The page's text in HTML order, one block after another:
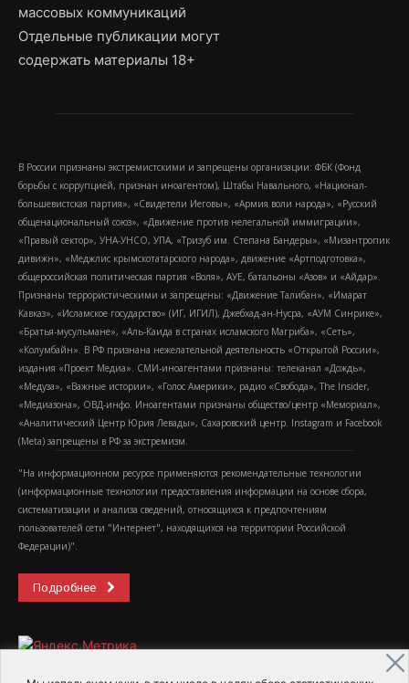
массовых коммуникаций
Отдельные публикации могут
содержать материалы 18+
В России признаны экстремистскими и запрещены организации: ФБК (Фонд
борьбы с коррупцией, признан иноагентом), Штабы Навального, «Национал-
большевистская партия», «Свидетели Иеговы», «Армия воли народа», «Русский
общенациональный союз», «Движение против нелегальной иммиграции»,
«Правый сектор», УНА-УНСО, УПА, «Тризуб им. Степана Бандеры», «Мизантропик
дивижн», «Меджлис крымскотатарского народа», движение «Артподготовка»,
общероссийская политическая партия «Воля», АУЕ, батальоны «Азов» и «Айдар».
Признаны террористическими и запрещены: «Движение Талибан», «Имарат
Кавказ», «Исламское государство» (ИГ, ИГИЛ), Джебхад-ан-Нусра, «АУМ Синрике»,
«Братья-мусульмане», «Аль-Каида в странах исламского Магриба», «Сеть»,
«Колумбайн». В РФ признана нежелательной деятельность «Открытой России»,
издания «Проект Медиа». СМИ-иноагентами признаны: телеканал «Дождь»,
«Медуза», «Важные истории», «Голос Америки», радио «Свобода», The Insider,
«Медиазона», ОВД-инфо. Иноагентами признаны общество/центр «Мемориал»,
«Аналитический Центр Юрия Левады», Сахаровский центр. Instagram и Facebook
(Metа) запрещены в РФ за экстремизм.
"На информационном ресурсе применяются рекомендательные технологии
(информационные технологии предоставления информации на основе сбора,
систематизации и анализа сведений, относящихся к предпочтениям
пользователей сети "Интернет", находящихся на территории Российской
Федерации)".
Подробнее